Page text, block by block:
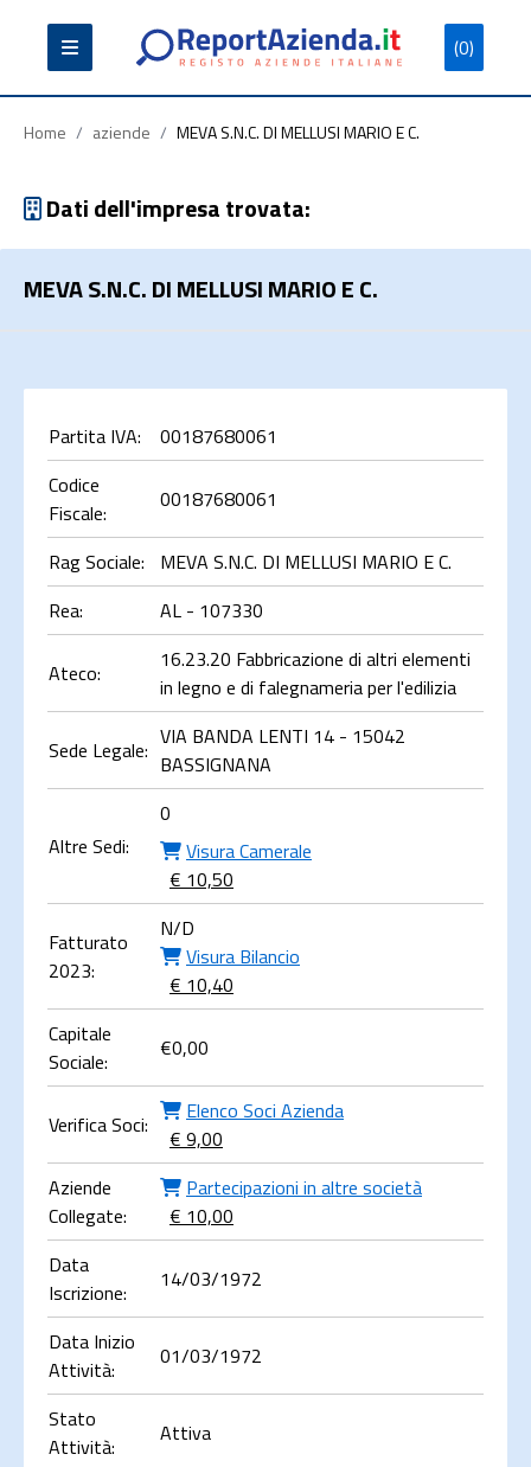
(0)
Partita
Iva
Codice
Fiscale
Ragione
Sociale
Cerca
Home / aziende / MEVA S.N.C. DI MELLUSI MARIO E C.
Dati dell'impresa trovata:
MEVA S.N.C. DI MELLUSI MARIO E C.
Partita IVA:
00187680061
Codice
Fiscale:
00187680061
Rag Sociale:
MEVA S.N.C. DI MELLUSI MARIO E C.
Rea:
AL - 107330
Ateco:
16.23.20 Fabbricazione di altri elementi
in legno e di falegnameria per l'edilizia
Sede Legale: VIA BANDA LENTI 14 - 15042
BASSIGNANA
Altre Sedi:
0
Visura Camerale
€ 10,50
Fatturato
2023:
N/D
Visura Bilancio
€ 10,40
Capitale
Sociale:
€0,00
Verifica Soci:
Elenco Soci Azienda
€ 9,00
Aziende
Collegate:
Partecipazioni in altre società
€ 10,00
Data
Iscrizione:
14/03/1972
Data Inizio
Attività:
01/03/1972
Stato
Attività:
Attiva